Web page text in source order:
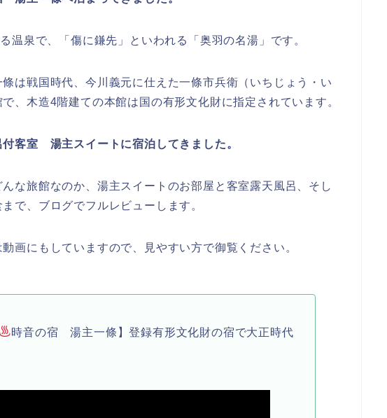
温泉で、「傷に鎌先」といわれる「奥羽の名湯」です。
は戦国時代、今川義元に仕えた一條市兵衛（いちじょう・い
、木造4階建ての本館は国の有形文化財に指定されています。
付客室 湯主スイートに宿泊してきました。
な旅館なのか、湯主スイートのお部屋と客室露天風呂、そし
で、ブログでフルレビューします。
画にもしていますので、見やすい方で御覧ください。
時音の宿 湯主一條】登録有形文化財の宿で大正時代